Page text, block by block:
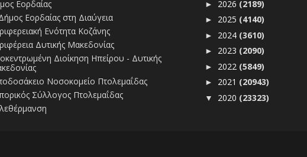
Εορδαίας
Εορδαίας στη Διαύγεια
Ενότητα Κοζάνης
Δυτικής Μακεδονίας
Διοίκηση Ηπείρου - Δυτικής
Νοσοκομείο Πτολεμαΐδας
Σύλλογος Πτολεμαΐδας
► 2026 (2189)
► 2025 (4140)
► 2024 (3610)
► 2023 (2090)
► 2022 (5849)
► 2021 (20943)
▼ 2020 (23323)